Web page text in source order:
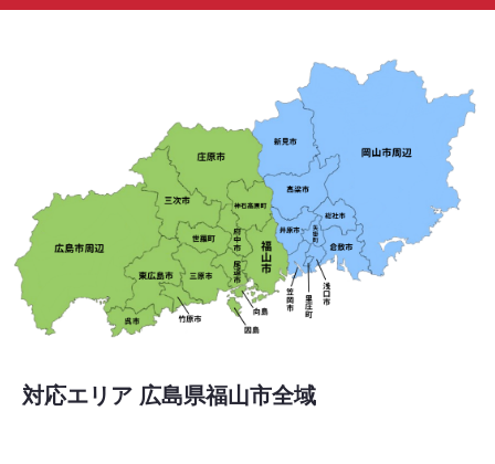
対応エリア 広島県福山市全域